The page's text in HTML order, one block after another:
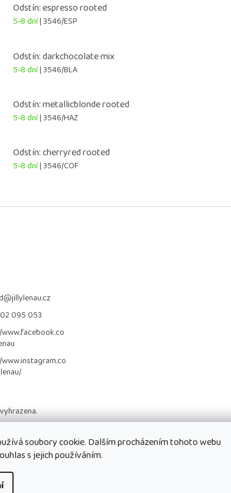
soubory cookie. Dalším procházením tohoto webu
s jejich používáním.
Odstín: espresso rooted
5-8 dní| 3546/ESP
Odstín: darkchocolate mix
5-8 dní| 3546/BLA
Odstín: metallicblonde rooted
5-8 dní| 3546/HAZ
Odstín: cherryred rooted
5-8 dní| 3546/COF
@jillylenau.cz
095 053